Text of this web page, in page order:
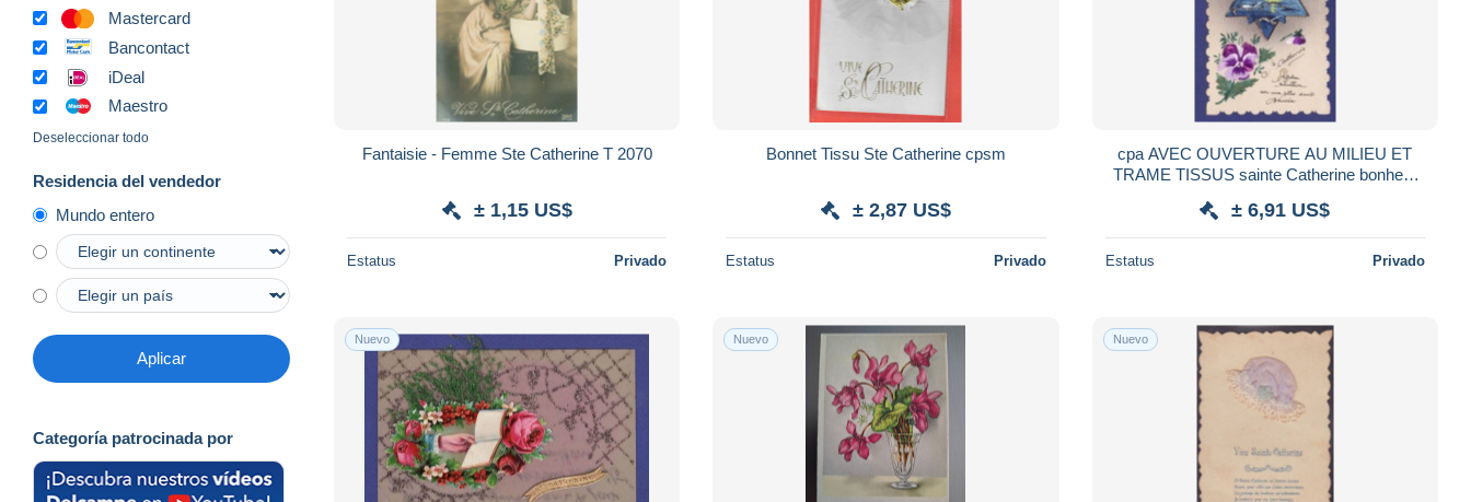
Mastercard
Bancontact
iDeal
Maestro
Deseleccionar todo
Residencia del vendedor
Mundo entero
Aplicar
Categoría patrocinada por
Fantaisie - Femme Ste Catherine T 2070
± 1,15 US$
Estatus Privado
Bonnet Tissu Ste Catherine cpsm
± 2,87 US$
Estatus Privado
cpa AVEC OUVERTURE AU MILIEU ET
TRAME TISSUS sainte Catherine bonheur
± 6,91 US$
Estatus Privado
Nuevo Nuevo Nuevo